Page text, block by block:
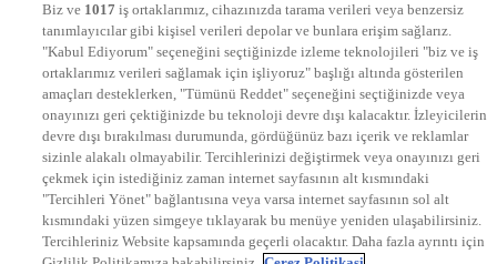
STAR
EURO STAR
KRAL POP TV
DYG Radyolar
NTV RADYO
KRAL FM
KRAL POP
EKSEN
VOYAGE
DYG Dijital
ntv.com.tr
ntvspor.net
secim.ntv.com.tr
Biz ve 1017 iş ortaklarımız, cihazınızda tarama verileri veya benzersiz
tanımlayıcılar gibi kişisel verileri depolar ve bunlara erişim sağlarız.
"Kabul Ediyorum" seçeneğini seçtiğinizde izleme teknolojileri "biz ve iş
ortaklarımız verileri sağlamak için işliyoruz" başlığı altında gösterilen
amaçları desteklerken, "Tümünü Reddet" seçeneğini seçtiğinizde veya
onayınızı geri çektiğinizde bu teknoloji devre dışı kalacaktır. İzleyicilerin
devre dışı bırakılması durumunda, gördüğünüz bazı içerik ve reklamlar
sizinle alakalı olmayabilir. Tercihlerinizi değiştirmek veya onayınızı geri
çekmek için istediğiniz zaman internet sayfasının alt kısmındaki
"Tercihleri Yönet" bağlantısına veya varsa internet sayfasının sol alt
kısmındaki yüzen simgeye tıklayarak bu menüye yeniden ulaşabilirsiniz.
Tercihleriniz Website kapsamında geçerli olacaktır. Daha fazla ayrıntı için